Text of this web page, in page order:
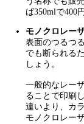
ば350mlで400
モノクロレー
表面のつるつ
でも断られる
しょう。
一般的なレー
ることで印刷
違いより、カ
モノクロレー